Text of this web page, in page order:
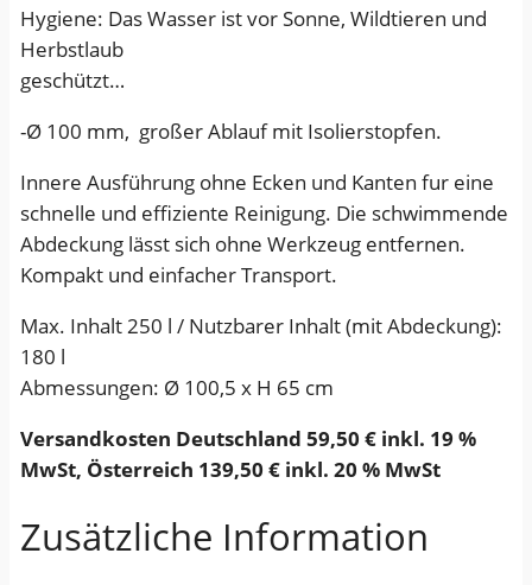
€
n
d
o
n
W
a
s
s
e
r
l
i
t
n
Hygiene: Das Wasser ist vor Sonne, Wildtieren und
Herbstlaub
geschützt…
-Ø 100 mm, großer Ablauf mit Isolierstopfen.
Innere Ausführung ohne Ecken und Kanten fur eine
schnelle und effiziente Reinigung. Die schwimmende
Abdeckung lässt sich ohne Werkzeug entfernen.
Kompakt und einfacher Transport.
Max. Inhalt 250 l / Nutzbarer Inhalt (mit Abdeckung):
180 l
Abmessungen: Ø 100,5 x H 65 cm
Versandkosten Deutschland 59,50 € inkl. 19 %
MwSt, Österreich 139,50 € inkl. 20 % MwSt
Zusätzliche Information